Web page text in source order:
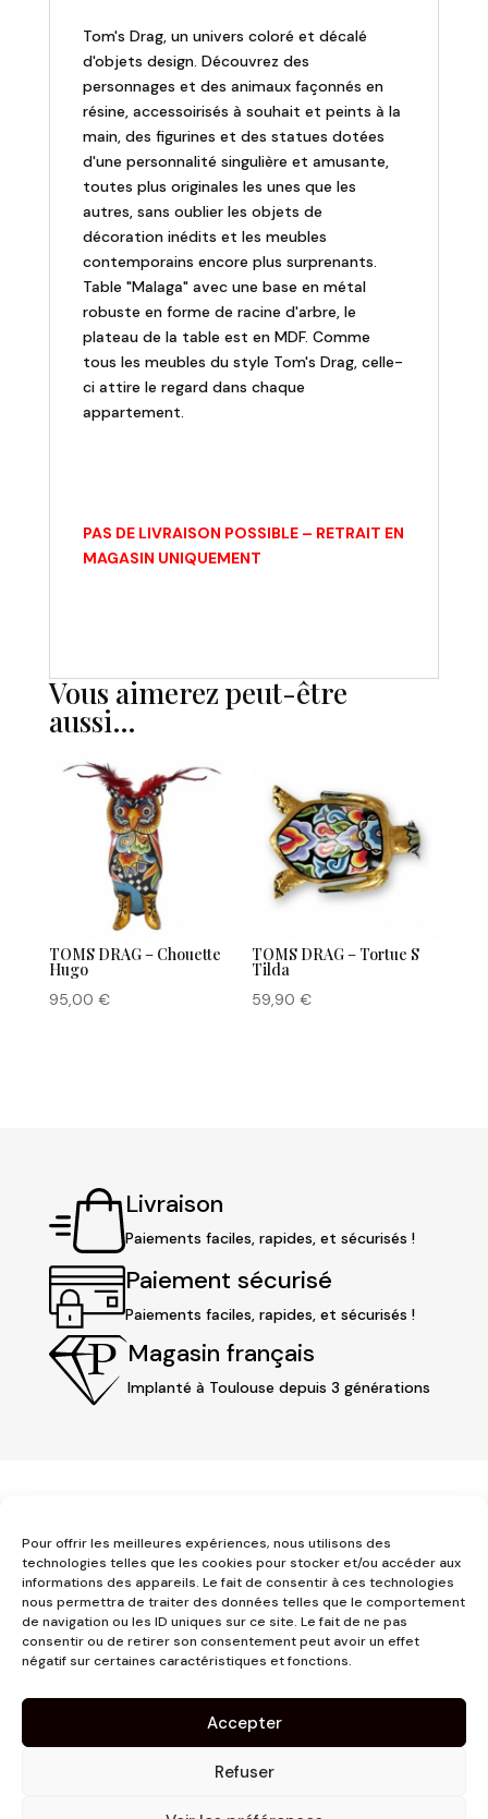
Pour offrir les meilleures expériences, nous utilisons des
technologies telles que les cookies pour stocker et/ou accéder aux
informations des appareils. Le fait de consentir à ces technologies
nous permettra de traiter des données telles que le comportement
de navigation ou les ID uniques sur ce site. Le fait de ne pas
consentir ou de retirer son consentement peut avoir un effet
négatif sur certaines caractéristiques et fonctions.
Accepter
Refuser
"Malaga"Tom's Drag, un univers coloré et décalé
d'objets design. Découvrez des
personnages et des animaux façonnés en
résine, accessoirisés à souhait et peints à la
main, des figurines et des statues dotées
d'une personnalité singulière et amusante,
toutes plus originales les unes que les
autres, sans oublier les objets de
décoration inédits et les meubles
contemporains encore plus surprenants.
Table "Malaga" avec une base en métal
robuste en forme de racine d'arbre, le
plateau de la table est en MDF. Comme
tous les meubles du style Tom's Drag, celle-
ci attire le regard dans chaque
appartement.
PAS DE LIVRAISON POSSIBLE – RETRAIT EN
MAGASIN UNIQUEMENT
Vous aimerez peut-être
aussi…
TOMS DRAG – Chouette
Hugo
95,00 €
TOMS DRAG – Tortue S
Tilda
59,90€
Livraison
Paiements faciles, rapides, et sécurisés !
Paiement sécurisé
Paiements faciles, rapides, et sécurisés !
Magasin français
Implanté à Toulouse depuis 3 générations
3 place Jeanne d'Arc
1er étage
31000 Toulouse
05 62 73 70 73